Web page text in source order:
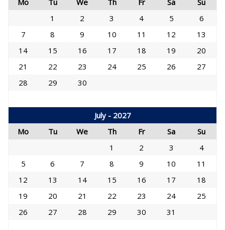
Mo Tu We Th Fr Sa
Su
1
2 3 4 5
6
7
8 9 10 11 12
13
14
15 16 17 18 19
20
21
22 23 24 25 26
27
28
29 30
July - 2027
Mo
Tu We Th Fr Sa
Su
1
2 3
4
5
6 7 8 9 10
11
12
13 14 15 16 17
18
19
20 21 22 23 24
25
26
27 28 29 30 31